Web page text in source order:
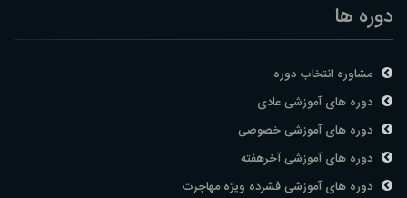
دوره ها
مشاوره انتخاب دوره
دوره های آموزشی عادی
دوره های آموزشی خصوصی
دوره های آموزشی آخرهفته
دوره های آموزشی فشرده ویژه مهاجرت